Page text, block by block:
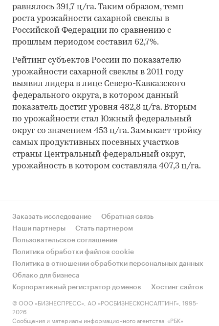
равнялось 391,7 ц/га. Таким образом, темп
роста урожайности сахарной свеклы в
Российской Федерации по сравнению с
прошлым периодом составил 62,7%.
Рейтинг субъектов России по показателю
урожайности сахарной свеклы в 2011 году
выявил лидера в лице Северо-Кавказского
федерального округа, в котором данный
показатель достиг уровня 482,8 ц/га. Вторым
по урожайности стал Южный федеральный
округ со значением 453 ц/га. Замыкает тройку
самых продуктивных посевных участков
страны Центральный федеральный округ,
урожайность в котором составляла 407,3 ц/га.
Заказать исследование
Обратная связь
Наши партнеры
Стать партнером
Пользовательское соглашение
Политика обработки файлов cookie
Политика в отношении обработки персональных данных
Облако для бизнеса
Корпоративный регистратор доменов
Хостинг сайтов
© ООО «БИЗНЕСПРЕСС», АО «РОСБИЗНЕСКОНСАЛТИНГ», 1995-
2026.
Сообщения и материалы информационного агентства «РБК»